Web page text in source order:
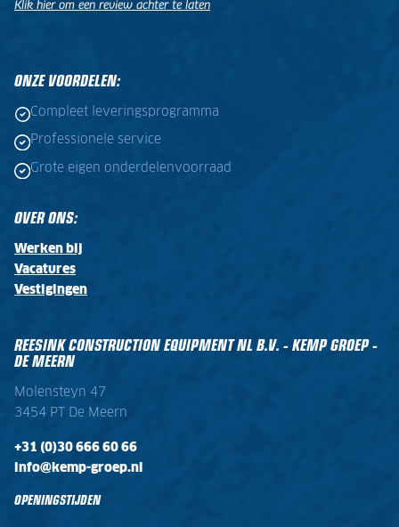
Klik hier om een review achter te laten
ONZE VOORDELEN:
Compleet leveringsprogramma
Professionele service
Grote eigen onderdelenvoorraad
OVER ONS:
Werken bij
Vacatures
Vestigingen
REESINK CONSTRUCTION EQUIPMENT NL B.V. - KEMP GROEP -
DE MEERN
Molensteyn 47
3454 PT De Meern
+31 (0)30 666 60 66
info@kemp-groep.nl
OPENINGSTIJDEN